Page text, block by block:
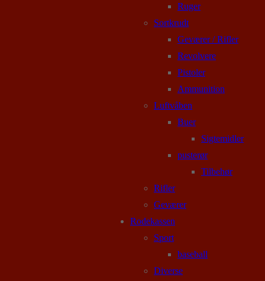
Ruger
Sortkrudt
Geværer / Rifler
Revolvere
Pistoler
Ammunition
Luftvåben
Buer
Sigtemidler
pusterør
Tilbehør
Rifler
Geværer
Rodekassen
Sport
baseball
Diverse